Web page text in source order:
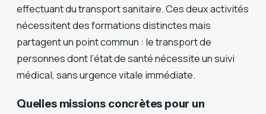
effectuant du transport sanitaire. Ces deux activités
nécessitent des formations distinctes mais
partagent un point commun : le transport de
personnes dont l’état de santé nécessite un suivi
médical, sans urgence vitale immédiate.
Quelles missions concrètes pour un